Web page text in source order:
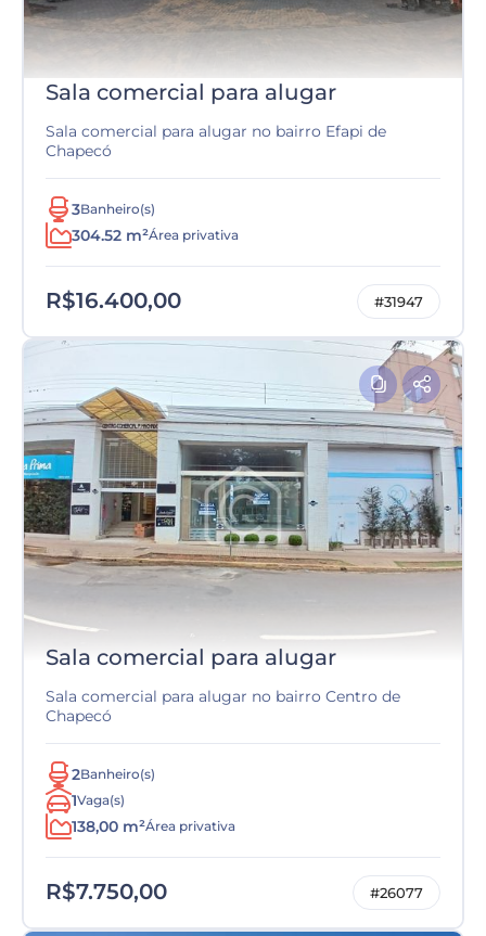
Sala comercial para alugar
Sala comercial para alugar no bairro Efapi de
Chapecó
3Banheiro(s)
304.52 m²Área privativa
R$16.400,00 #31947
Sala comercial para alugar
Sala comercial para alugar no bairro Centro de
Chapecó
2Banheiro(s)
1Vaga(s)
138,00 m²Área privativa
R$7.750,00 #26077